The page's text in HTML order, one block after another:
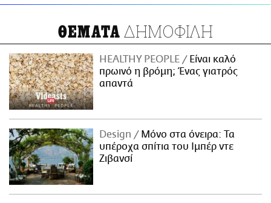
ΘΕΜΑΤΑ ΔΗΜΟΦΙΛΗ
HEALTHY PEOPLE
Είναι καλό
πρωινό η βρόμη; Ένας γιατρός
απαντά
Design
Μόνο στα όνειρα: Τα
υπέροχα σπίτια του Ιμπέρ ντε
Ζιβανσί